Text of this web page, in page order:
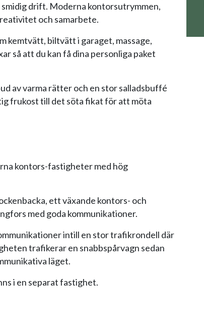
drift. Moderna kontorsutrymmen,
och samarbete.
kemtvätt, biltvätt i garaget, massage,
så att du kan få dina personliga paket
av varma rätter och en stor salladsbuffé
frukost till det söta fikat för att möta
kontors-fastigheter med hög
ett växande kontors- och
med goda kommunikationer.
intill en stor trafikrondell där
trafikerar en snabbspårvagn sedan
läget.
i en separat fastighet.